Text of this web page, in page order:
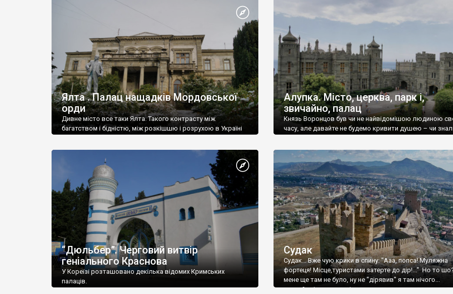
Ялта . Палац нащадків Мордовської
орди
Дивне місто все таки Ялта. Такого контрасту між
багатством і бідністю, між розкішшю і розрухою в Україні
Алупка. Місто, церква, парк і,
звичайно, палац
Князь Воронцов був чи не найвідомішою людиною
часу, але давайте не будемо кривити душею – чи
“Дюльбер”. Черговий витвір
геніального Краснова
У Кореїзі розташовано декілька відомих Кримських
палаців.
Судак
Судак... Вже чую крики в спину: "Ааа, попса! Муляжна
фортеця! Місце,туристами затерте до дір!..." Но то
мене ще там не було, ну не "дірявив" я там нічого...
принаймні до цього літа.